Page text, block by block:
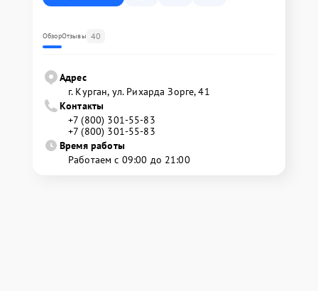
ОбзорОтзывы 40
Адрес
г. Курган, ул. Рихарда Зорге, 41
Контакты
+7 (800) 301-55-83
+7 (800) 301-55-83
Время работы
Работаем с 09:00 до 21:00